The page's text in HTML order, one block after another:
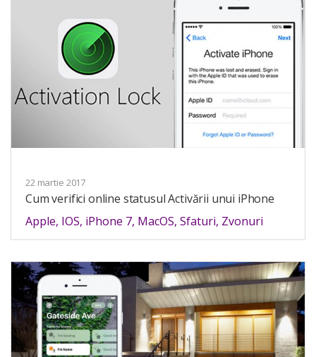
22 martie 2017
Cum verifici online statusul Activării unui iPhone
Apple, IOS, iPhone 7, MacOS, Sfaturi, Zvonuri